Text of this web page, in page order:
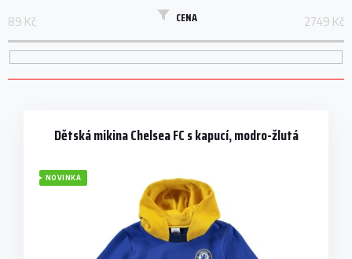
CENA
89 Kč 2749 Kč
d
u
k
t
ů
Dětská mikina Chelsea FC s kapucí, modro-žlutá
NOVINKA